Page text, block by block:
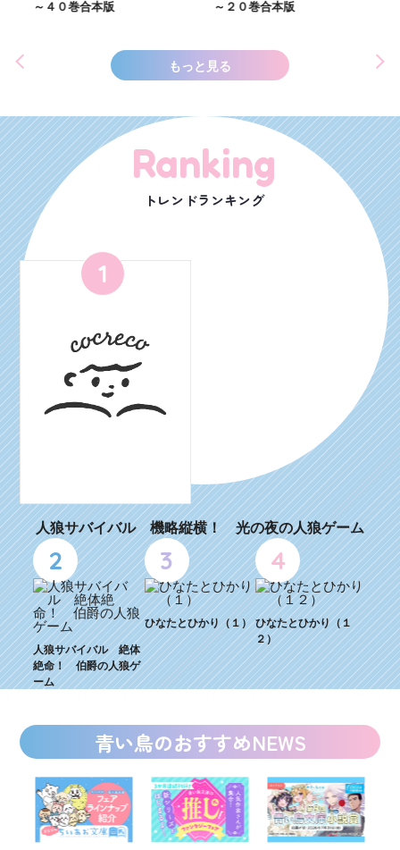
～４０巻合本版 ～２０巻合本版
もっと見る
Ranking
トレンドランキング
1
人狼サバイバル 機略縦横！ 光の夜の人狼ゲーム
2
人狼サバイバル 絶体
絶命！ 伯爵の人狼ゲ
ーム
3
ひなたとひかり（１）
4
ひなたとひかり（１
２）
青い鳥のおすすめNEWS